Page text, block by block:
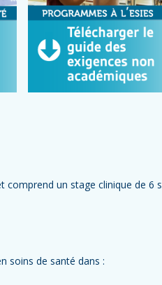
un stage clinique de 6
soins de santé dans :